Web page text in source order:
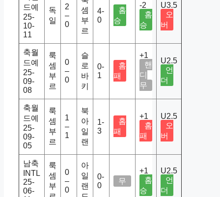
드예
25-
10-
11
독
일
2
–
0
셈
부
르
4-
0
홈
승
-2
홈
승
U3.5
오
버
축월
드예
25-
09-
08
룩
셈
부
르
0
–
0
슬
로
바
키
0-
1
홈
패
+1
핸
디
무
U2.5
언
더
축월
드예
25-
09-
05
룩
셈
부
르
1
–
1
북
아
일
랜
1-
3
홈
패
+1
홈
패
U2.5
오
버
남축
INTL
25-
06-
룩
셈
부
0
–
0
아
일
랜
0-
0
무
+1
홈
승
U2.5
언
더